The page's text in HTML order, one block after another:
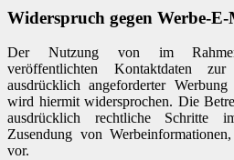
Widerspruch gegen Werbe-
Der Nutzung von im
veröffentlichten Kontaktdaten
ausdrücklich angeforderter
wird hiermit widersprochen. Die
ausdrücklich rechtliche Schritte
Zusendung von
vor.